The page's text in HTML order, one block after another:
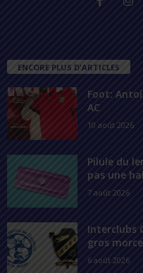
ENCORE PLUS D'ARTICLES
Foot:
AC
10 août 2026
Pilule du
pas une
7 août 2026
Interclubs
gros
6 août 2026